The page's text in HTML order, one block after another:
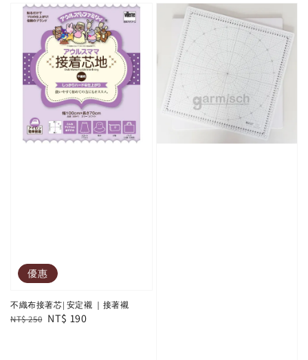
優惠
不織布接著芯| 安定襯 ｜接著襯
Regular
NT$ 250 Sale
NT$ 190